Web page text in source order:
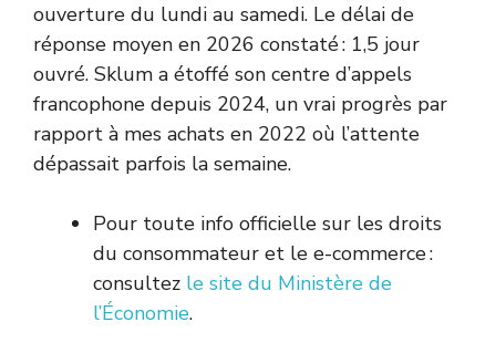
ouverture du lundi au samedi. Le délai de
réponse moyen en 2026 constaté : 1,5 jour
ouvré. Sklum a étoffé son centre d’appels
francophone depuis 2024, un vrai progrès par
rapport à mes achats en 2022 où l’attente
dépassait parfois la semaine.
Pour toute info officielle sur les droits
du consommateur et le e-commerce :
consultez le site du Ministère de
l’Économie.